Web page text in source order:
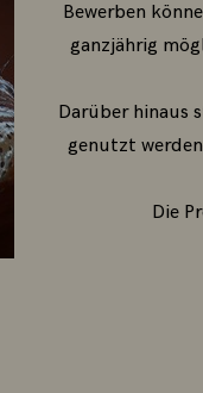
Bewerben
ganzjährig
Darüber hinaus
genutzt
Die